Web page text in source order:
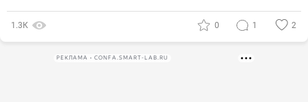
1.3К 0 1 2
РЕКЛАМА • CONFA.SMART-LAB.RU